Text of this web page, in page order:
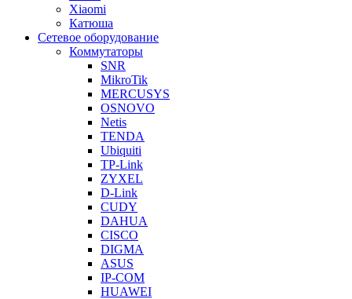
Xiaomi
Катюша
Сетевое оборудование
Коммутаторы
SNR
MikroTik
MERCUSYS
OSNOVO
Netis
TENDA
Ubiquiti
TP-Link
ZYXEL
D-Link
CUDY
DAHUA
CISCO
DIGMA
ASUS
IP-COM
HUAWEI